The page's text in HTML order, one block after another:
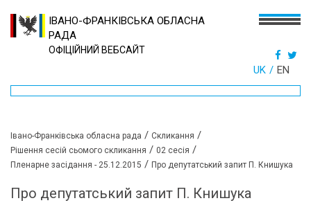
ІВАНО-ФРАНКІВСЬКА ОБЛАСНА
РАДА
ОФІЦІЙНИЙ ВЕБСАЙТ
UK EN
Івано-Франківська обласна рада / Скликання /
Рішення сесій сьомого скликання / 02 сесія /
Пленарне засідання - 25.12.2015 / Про депутатський запит П. Книшука
Про депутатський запит П. Книшука